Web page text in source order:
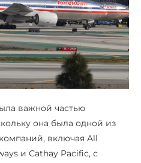
важной частью
она была одной из
включая All
и Cathay Pacific, с